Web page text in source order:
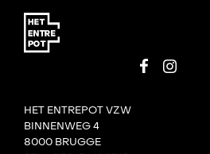
HET ENTREPOT VZW
BINNENWEG 4
8000 BRUGGE